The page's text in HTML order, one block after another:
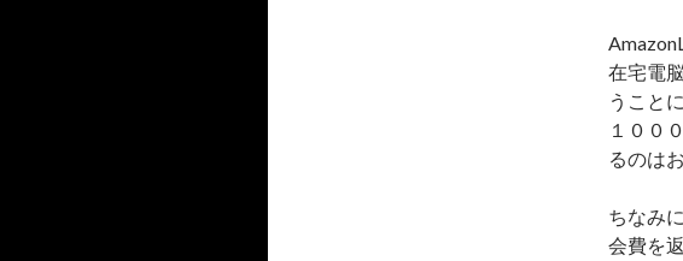
在宅電
うこと
１００
るのは
ちなみ
会費を